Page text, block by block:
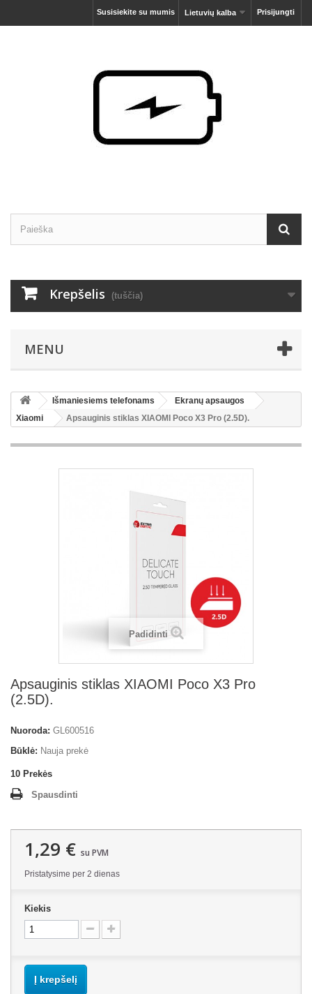
Prisijungti
Lietuvių kalba
Susisiekite su mumis
Krepšelis (tuščia)
MENU
Išmaniesiems telefonams
Ekranų apsaugos
Xiaomi
Apsauginis stiklas XIAOMI Poco X3 Pro (2.5D).
Padidinti
Apsauginis stiklas XIAOMI Poco X3 Pro
(2.5D).
Nuoroda: GL600516
Būklė: Nauja prekė
10 Prekės
Spausdinti
1,29 € su PVM
Pristatysime per 2 dienas
Kiekis
Į krepšelį